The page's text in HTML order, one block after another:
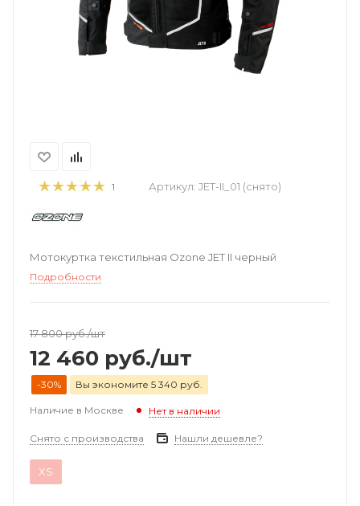
1 Артикул: JET-II_01 (снято)
Мотокуртка текстильная Ozone JET II черный
Подробности
17 800руб./шт
12 460 руб./шт
-30% Вы экономите 5 340 руб.
Наличие в Москве Нет в наличии
Снято с производства Нашли дешевле?
XS